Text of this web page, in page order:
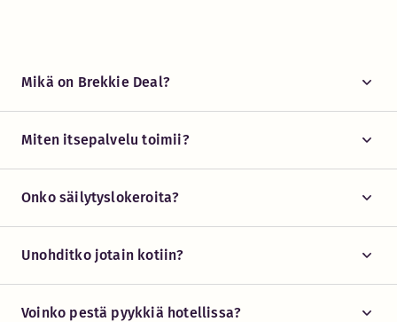
Mikä on Brekkie Deal?
Miten itsepalvelu toimii?
Onko säilytyslokeroita?
Unohditko jotain kotiin?
Voinko pestä pyykkiä hotellissa?